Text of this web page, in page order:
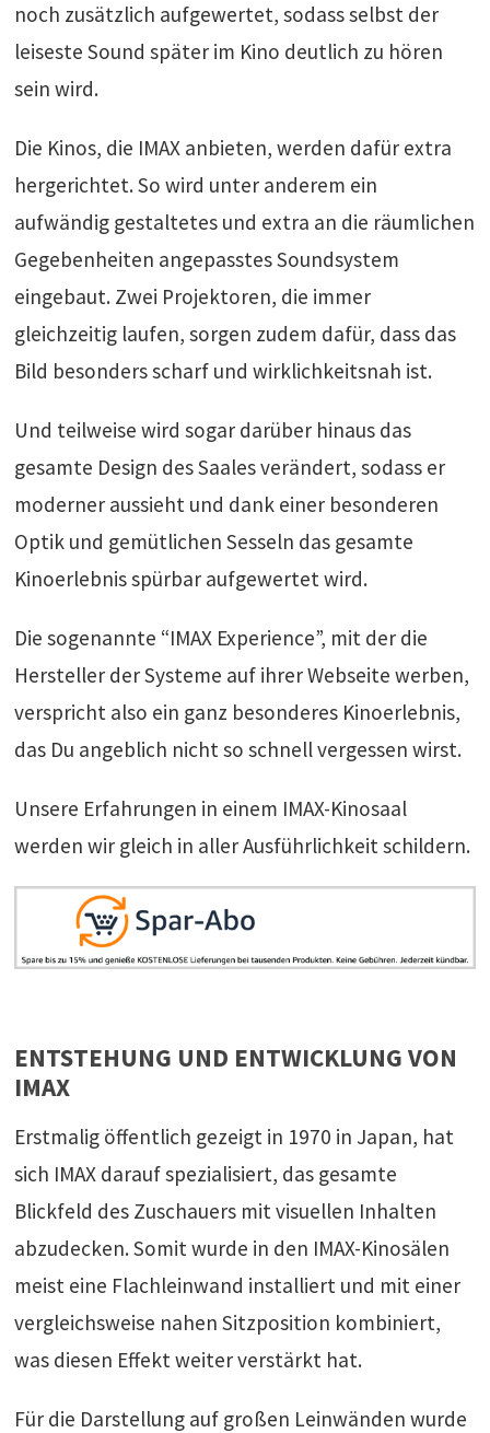
noch zusätzlich aufgewertet, sodass selbst der
leiseste Sound später im Kino deutlich zu hören
sein wird.
Die Kinos, die IMAX anbieten, werden dafür extra
hergerichtet. So wird unter anderem ein
aufwändig gestaltetes und extra an die räumlichen
Gegebenheiten angepasstes Soundsystem
eingebaut. Zwei Projektoren, die immer
gleichzeitig laufen, sorgen zudem dafür, dass das
Bild besonders scharf und wirklichkeitsnah ist.
Und teilweise wird sogar darüber hinaus das
gesamte Design des Saales verändert, sodass er
moderner aussieht und dank einer besonderen
Optik und gemütlichen Sesseln das gesamte
Kinoerlebnis spürbar aufgewertet wird.
Die sogenannte “IMAX Experience”, mit der die
Hersteller der Systeme auf ihrer Webseite werben,
verspricht also ein ganz besonderes Kinoerlebnis,
das Du angeblich nicht so schnell vergessen wirst.
Unsere Erfahrungen in einem IMAX-Kinosaal
werden wir gleich in aller Ausführlichkeit schildern.
ENTSTEHUNG UND ENTWICKLUNG VON
IMAX
Erstmalig öffentlich gezeigt in 1970 in Japan, hat
sich IMAX darauf spezialisiert, das gesamte
Blickfeld des Zuschauers mit visuellen Inhalten
abzudecken. Somit wurde in den IMAX-Kinosälen
meist eine Flachleinwand installiert und mit einer
vergleichsweise nahen Sitzposition kombiniert,
was diesen Effekt weiter verstärkt hat.
Für die Darstellung auf großen Leinwänden wurde